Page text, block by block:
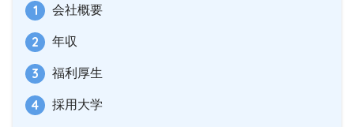
会社概要
年収
福利厚生
採用大学